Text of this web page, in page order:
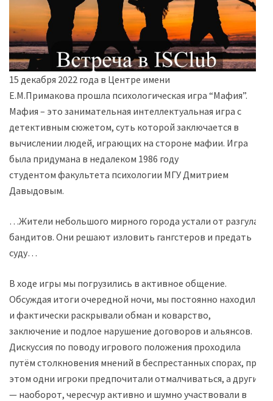
15 декабря 2022 года в Центре имени
Е.М.Примакова прошла психологическая игра “Мафия”.
Мафия – это занимательная интеллектуальная игра с
детективным сюжетом, суть которой заключается в
вычислении людей, играющих на стороне мафии. Игра
была придумана в недалеком 1986 году
студентом факультета психологии МГУ Дмитрием
Давыдовым.
…Жители небольшого мирного города устали от разгула
бандитов. Они решают изловить гангстеров и предать
суду…
В ходе игры мы погрузились в активное общение.
Обсуждая итоги очередной ночи, мы постоянно находили
и фактически раскрывали обман и коварство,
заключение и подлое нарушение договоров и альянсов.
Дискуссия по поводу игрового положения проходила
путём столкновения мнений в беспрестанных спорах, при
этом одни игроки предпочитали отмалчиваться, а другие
— наоборот, чересчур активно и шумно участвовали в